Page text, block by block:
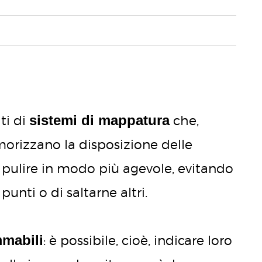
di sistemi di mappaturache,
la disposizione delle
in modo più agevole, evitando
o di saltarne altri.
: è possibile, cioè, indicare loro